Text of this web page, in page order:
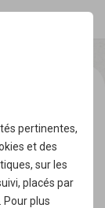
pertinentes,
et des
sur les
placés par
Pour plus